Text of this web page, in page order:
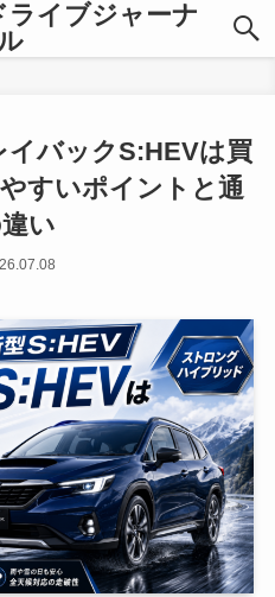
イブジャーナ
イバックS:HEVは買
すいポイントと通
い